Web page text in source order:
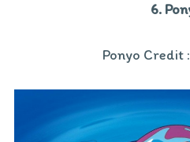
6.
Ponyo Credit :